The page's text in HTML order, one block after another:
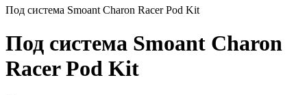
Под система Smoant Charon Racer Pod Kit
Под система Smoant Charon
Racer Pod Kit